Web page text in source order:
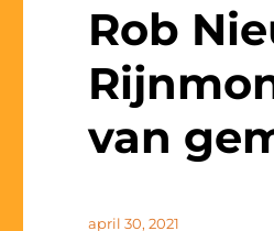
Rob
van
Geplaatst
april 30, 2021